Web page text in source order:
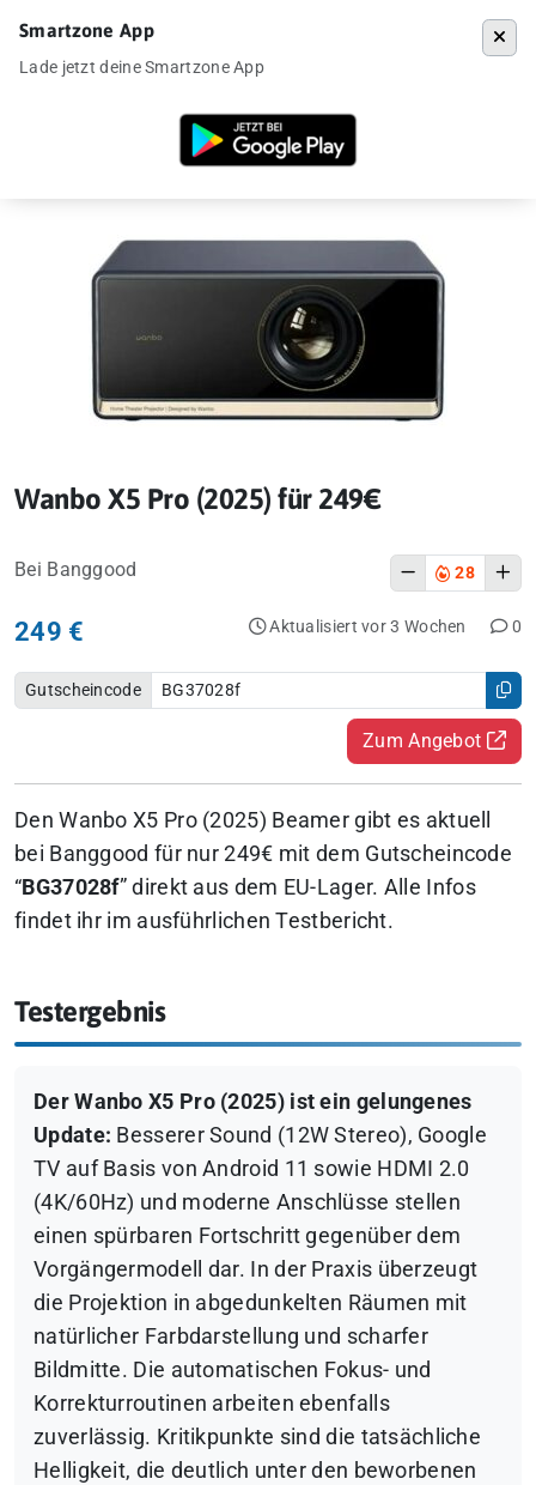
»Gadgets»Wanbo X5 Pro (2025) für 249€
Wanbo X5 Pro (2025) für 249€
Bei Banggood 28
249 € Aktualisiert vor 3 Wochen 0
Gutscheincode BG37028f
Zum Angebot
Den Wanbo X5 Pro (2025) Beamer gibt es aktuell
bei Banggood für nur 249€ mit dem Gutscheincode
“BG37028f” direkt aus dem EU-Lager. Alle Infos
findet ihr im ausführlichen Testbericht.
Testergebnis
Der Wanbo X5 Pro (2025) ist ein gelungenes
Update: Besserer Sound (12W Stereo), Google
TV auf Basis von Android 11 sowie HDMI 2.0
(4K/60Hz) und moderne Anschlüsse stellen
einen spürbaren Fortschritt gegenüber dem
Vorgängermodell dar. In der Praxis überzeugt
die Projektion in abgedunkelten Räumen mit
natürlicher Farbdarstellung und scharfer
Bildmitte. Die automatischen Fokus- und
Korrekturroutinen arbeiten ebenfalls
zuverlässig. Kritikpunkte sind die tatsächliche
Helligkeit, die deutlich unter den beworbenen
Smartzone App
Lade jetzt deine Smartzone App